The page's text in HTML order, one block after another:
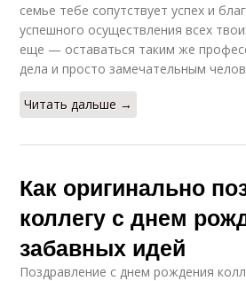
семье тебе сопутствует успех и
успешного осуществления всех
еще — оставаться таким же
дела и просто замечательным
Читать дальше →
Как оригинально
коллегу с днем
забавных идей
Поздравление с днем рождения